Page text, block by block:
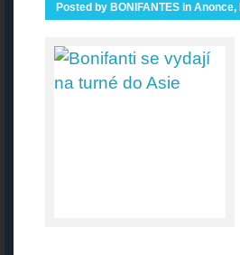
Posted by BONIFANTES in Anonce,